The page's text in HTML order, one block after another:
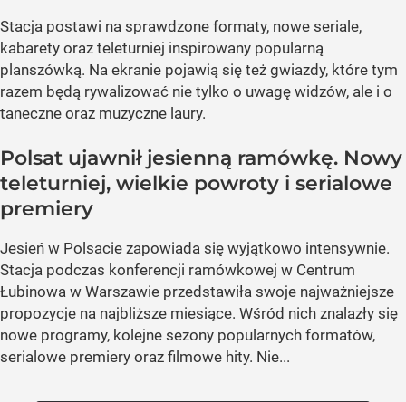
Stacja postawi na sprawdzone formaty, nowe seriale,
kabarety oraz teleturniej inspirowany popularną
planszówką. Na ekranie pojawią się też gwiazdy, które tym
razem będą rywalizować nie tylko o uwagę widzów, ale i o
taneczne oraz muzyczne laury.
Polsat ujawnił jesienną ramówkę. Nowy
teleturniej, wielkie powroty i serialowe
premiery
Jesień w Polsacie zapowiada się wyjątkowo intensywnie.
Stacja podczas konferencji ramówkowej w Centrum
Łubinowa w Warszawie przedstawiła swoje najważniejsze
propozycje na najbliższe miesiące. Wśród nich znalazły się
nowe programy, kolejne sezony popularnych formatów,
serialowe premiery oraz filmowe hity. Nie...